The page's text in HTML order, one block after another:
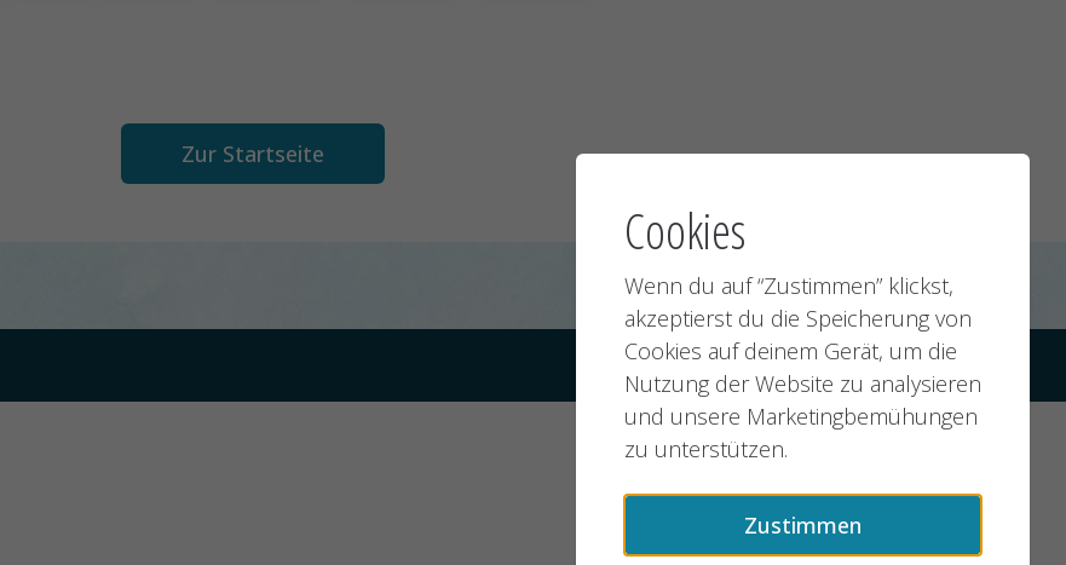
Zur Startseite
© 2026 jobMIXER.de, alle Rechte vorbehalten
Cookies
Wenn du auf “Zustimmen” klickst,
akzeptierst du die Speicherung von
Cookies auf deinem Gerät, um die
Nutzung der Website zu analysieren
und unsere Marketingbemühungen
zu unterstützen.
Zustimmen